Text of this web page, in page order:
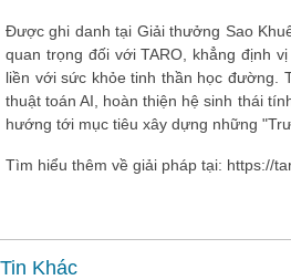
Được ghi danh tại Giải thưởng Sao
quan trọng đối với TARO, khẳng định
liền với sức khỏe tinh thần học đường.
thuật toán AI, hoàn thiện hệ sinh thái
hướng tới mục tiêu xây dựng những
Tìm hiểu thêm về giải pháp tại: https://
Tin Khác